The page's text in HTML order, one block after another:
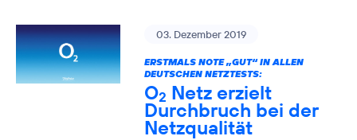
03. Dezember 2019
ERSTMALS NOTE „GUT“ IN ALLEN
DEUTSCHEN NETZTESTS:
O2 Netz erzielt
Durchbruch bei der
Netzqualität